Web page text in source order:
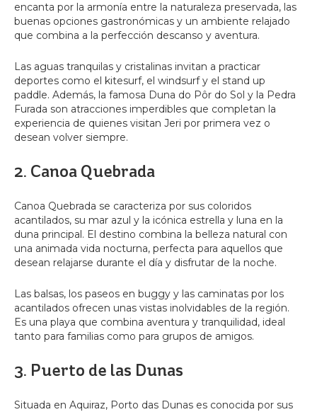
encanta por la armonía entre la naturaleza preservada, las
buenas opciones gastronómicas y un ambiente relajado
que combina a la perfección descanso y aventura.
Las aguas tranquilas y cristalinas invitan a practicar
deportes como el kitesurf, el windsurf y el stand up
paddle. Además, la famosa Duna do Pôr do Sol y la Pedra
Furada son atracciones imperdibles que completan la
experiencia de quienes visitan Jeri por primera vez o
desean volver siempre.
2. Canoa Quebrada
Canoa Quebrada se caracteriza por sus coloridos
acantilados, su mar azul y la icónica estrella y luna en la
duna principal. El destino combina la belleza natural con
una animada vida nocturna, perfecta para aquellos que
desean relajarse durante el día y disfrutar de la noche.
Las balsas, los paseos en buggy y las caminatas por los
acantilados ofrecen unas vistas inolvidables de la región.
Es una playa que combina aventura y tranquilidad, ideal
tanto para familias como para grupos de amigos.
3. Puerto de las Dunas
Situada en Aquiraz, Porto das Dunas es conocida por sus